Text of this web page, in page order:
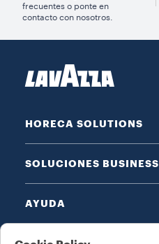
frecuentes o ponte en
contacto con nosotros.
HORECA SOLUTIONS
SOLUCIONES BUSINESS
AYUDA